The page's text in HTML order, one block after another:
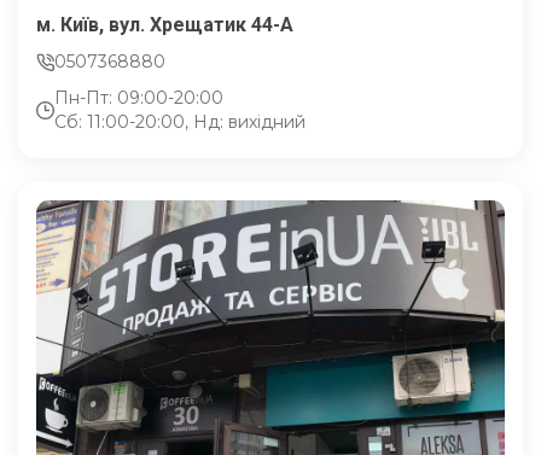
м. Київ, вул. Хрещатик 44-A
0507368880
Пн-Пт: 09:00-20:00
Сб: 11:00-20:00, Нд: вихідний